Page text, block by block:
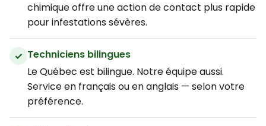
chimique offre une action de contact plus rapide
pour infestations sévères.
Techniciens bilingues
Le Québec est bilingue. Notre équipe aussi.
Service en français ou en anglais — selon votre
préférence.